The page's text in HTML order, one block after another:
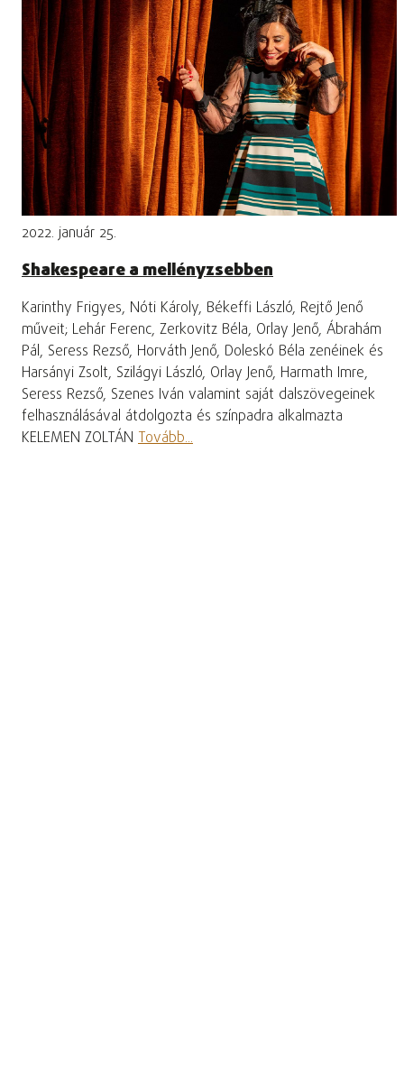
2022. január 25.
Shakespeare a mellényzsebben
Karinthy Frigyes, Nóti Károly, Békeffi László, Rejtő Jenő
műveit; Lehár Ferenc, Zerkovitz Béla, Orlay Jenő, Ábrahám
Pál, Seress Rezső, Horváth Jenő, Doleskó Béla zenéinek és
Harsányi Zsolt, Szilágyi László, Orlay Jenő, Harmath Imre,
Seress Rezső, Szenes Iván valamint saját dalszövegeinek
felhasználásával átdolgozta és színpadra alkalmazta
KELEMEN ZOLTÁN Tovább...